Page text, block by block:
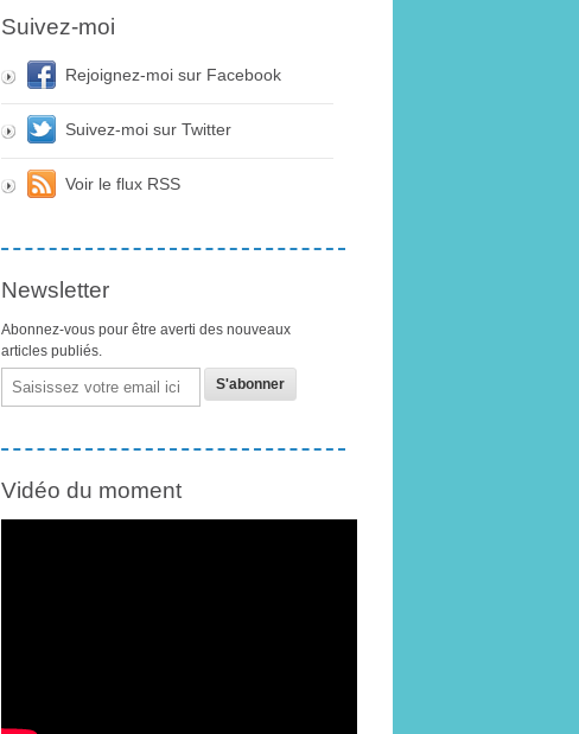
Suivez-moi
Rejoignez-moi sur Facebook
Suivez-moi sur Twitter
Voir le flux RSS
Newsletter
Abonnez-vous pour être averti des nouveaux
articles publiés.
Email
Vidéo du moment